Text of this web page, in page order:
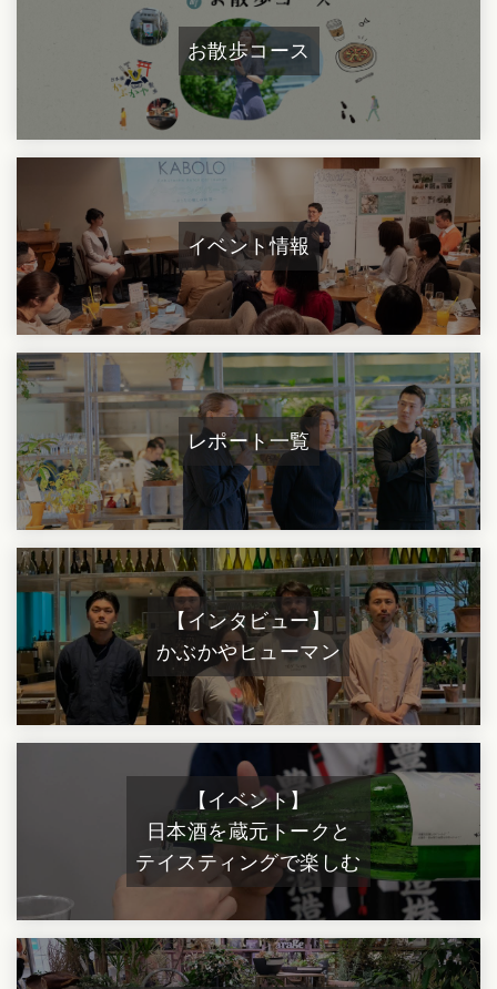
お散歩コース
イベント情報
レポート一覧
【インタビュー】
かぶかやヒューマン
【イベント】
日本酒を蔵元トークと
テイスティングで楽しむ